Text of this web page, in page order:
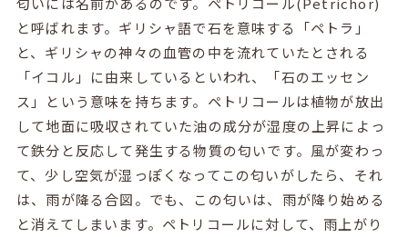
と呼ばれます。ギリシャ語で石を意味する「ペトラ」
と、ギリシャの神々の血管の中を流れていたとされる
「イコル」に由来しているといわれ、「石のエッセン
ス」という意味を持ちます。ペトリコールは植物が放出
して地面に吸収されていた油の成分が湿度の上昇によっ
て鉄分と反応して発生する物質の匂いです。風が変わっ
て、少し空気が湿っぽくなってこの匂いがしたら、それ
は、雨が降る合図。でも、この匂いは、雨が降り始める
と消えてしまいます。ペトリコールに対して、雨上がり